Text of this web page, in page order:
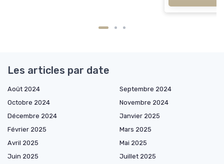
Les articles par date
Août 2024
Septembre 2024
Octobre 2024
Novembre 2024
Décembre 2024
Janvier 2025
Février 2025
Mars 2025
Avril 2025
Mai 2025
Juin 2025
Juillet 2025